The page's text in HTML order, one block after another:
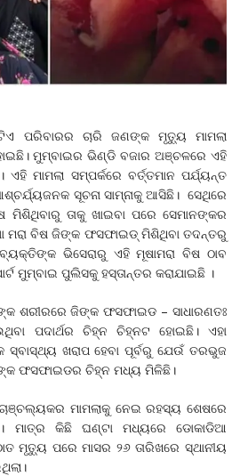
ପରିବାରର ଚାରି ଜଣଙ୍କ ମୃତ୍ୟୁ ମାମଲା
ମୁମ୍ବାଇର ଭିଣ୍ଡି ବଜାର ଅଞ୍ଚଳରେ ଏହି
ମାମଲା ସମ୍ପର୍କରେ ବର୍ତ୍ତମାନ ପର୍ଯ୍ୟନ୍ତ
ସୂଚନା ସାମ୍ନାକୁ ଆସିଛି। ସେଥିରେ
ମିଶିଥିବାରୁ ତାକୁ ଖାଇବା ପରେ ସେମାନଙ୍କର
ମରା ବିଷ ଜିଙ୍କ ଫସଫାଇଡ୍‌ ମିଶିଥିବା ତଦନ୍ତରୁ
ଭିସେରାରୁ ଏହି ମୂଷାମରା ବିଷ ଠାବ
ମୁମ୍ବାଇ ପୁଲିସକୁ ହସ୍ତାନ୍ତର କରାଯାଇଛି ।
ଶରୀରରେ ଜିଙ୍କ ଫସଫାଇଡ – ସାଧାରଣତଃ
ପଦାର୍ଥର ଚିହ୍ନ ଚିହ୍ନଟ ହୋଇଛି। ଏହା
ଖରାପ ହେବା ପୂର୍ବରୁ ଯେଉଁ ତରଭୁଜ
ଫସଫାଇଡର ଚିହ୍ନ ମଧ୍ୟ ମିଳିଛି।
ମାମଲାକୁ ନେଇ ରହସ୍ୟ ଶେଷରେ
ମାତ୍ର କିଛି ଘଣ୍ଟା ମଧ୍ୟରେ ଡୋକାଡିଆ
ମୃତ୍ୟୁ ପରେ ମାସର ୨୬ ତାରିଖରେ ସ୍ଥାନୀୟ